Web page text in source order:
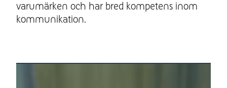
varumärken och har bred kompetens inom
kommunikation.